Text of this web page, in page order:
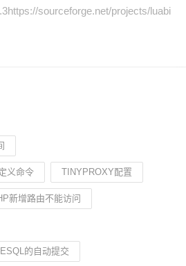
sourceforge.net/projects/luabi
义命令 TINYPROXY配置
新增路由不能访问
的自动提交